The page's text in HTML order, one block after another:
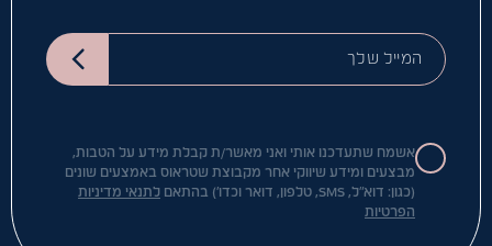
המייל שלך
אשמח שתעדכנו אותי ואני מאשר/ת קבלת מידע על הטבות,
מבצעים ומידע שיווקי אחר מקבוצת שטראוס באמצעים שונים
(כגון: דוא"ל, SMS, טלפון, דואר וכדו') בהתאם
לתנאי מדיניות
הפרטיות